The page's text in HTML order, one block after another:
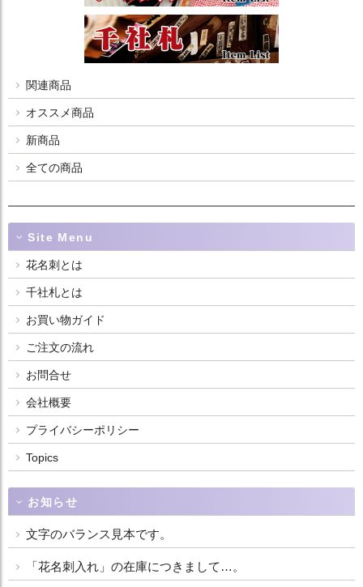
関連商品
オススメ商品
新商品
全ての商品
Site Menu
花名刺とは
千社札とは
お買い物ガイド
ご注文の流れ
お問合せ
会社概要
プライバシーポリシー
Topics
お知らせ
文字のバランス見本です。
「花名刺入れ」の在庫につきまして…。